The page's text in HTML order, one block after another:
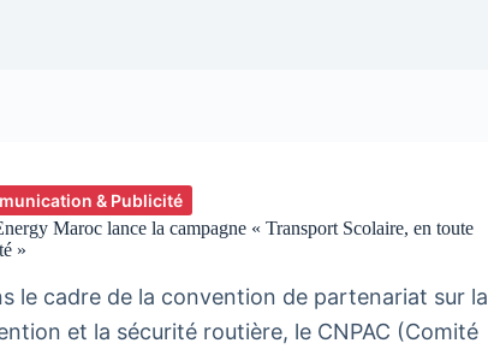
& Publicité
Maroc lance la campagne « Transport Scolaire, en toute
»
le cadre de la convention de partenariat sur la
et la sécurité routière, le CNPAC (Comité